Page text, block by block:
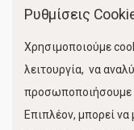
Ρυθμίσεις
Χρησιμοποιούμε
λειτουργία, να
προσωποποιήσουμε
Επιπλέον, μπορεί